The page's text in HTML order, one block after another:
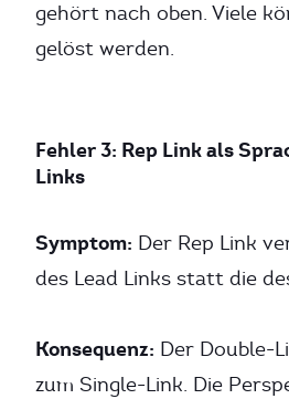
gehört nach oben. Viele
gelöst werden.
Fehler 3: Rep Link als
Links
Symptom: Der Rep Link
des Lead Links statt die
Konsequenz: Der Double-
zum Single-Link. Die